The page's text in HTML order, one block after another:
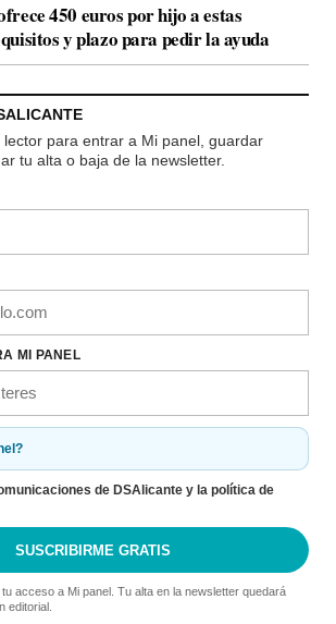
450 euros por hijo a estas
y plazo para pedir la ayuda
para entrar a Mi panel, guardar
tu alta o baja de la newsletter.
MI PANEL
de DSAlicante y la política de
SUSCRIBIRME GRATIS
acceso a Mi panel. Tu alta en la newsletter quedará
editorial.